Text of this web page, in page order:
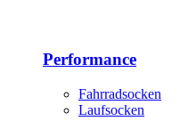
Performance
Fahrradsocken
Laufsocken